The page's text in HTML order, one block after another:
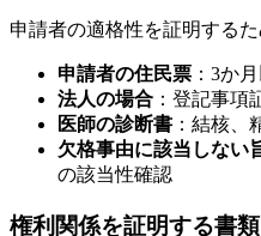
申請者の適格性を証明する
申請者の住民票 ：3か
法人の場合 ：登記事項
医師の診断書 ：結核、
欠格事由に該当しない
の該当性確認
権利関係を証明する書類